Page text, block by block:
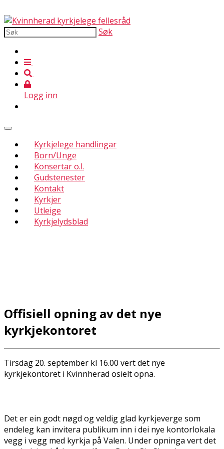
Søk
Logg inn
Kyrkjelege handlingar
Born/Unge
Konsertar o.l.
Gudstenester
Kontakt
Kyrkjer
Utleige
Kyrkjelydsblad
Offisiell opning av det nye
kyrkjekontoret
Tirsdag 20. september kl 16.00 vert det nye
kyrkjekontoret i Kvinnherad offisielt opna.
Det er ein godt nøgd og veldig glad kyrkjeverge som
endeleg kan invitera publikum inn i dei nye kontorlokala
vegg i vegg med kyrkja på Valen. Under opninga vert det